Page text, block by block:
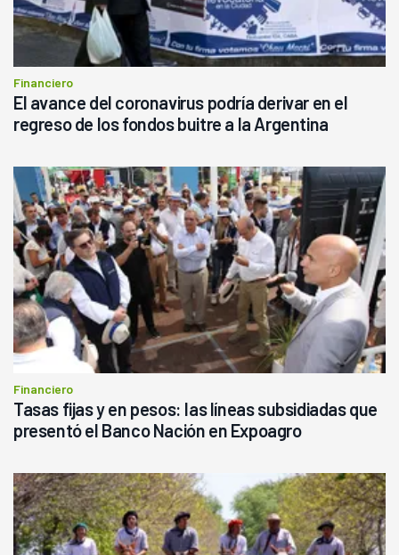
Financiero
El avance del coronavirus podría derivar en el
regreso de los fondos buitre a la Argentina
Financiero
Tasas fijas y en pesos: las líneas subsidiadas que
presentó el Banco Nación en Expoagro